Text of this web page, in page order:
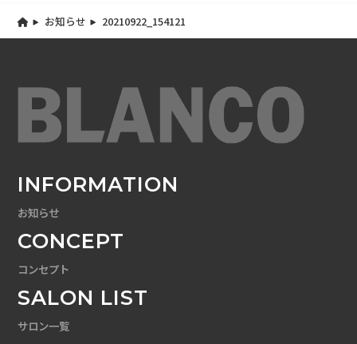
お知らせ 20210922_154121
INFORMATION
お知らせ
CONCEPT
コンセプト
SALON LIST
サロン一覧